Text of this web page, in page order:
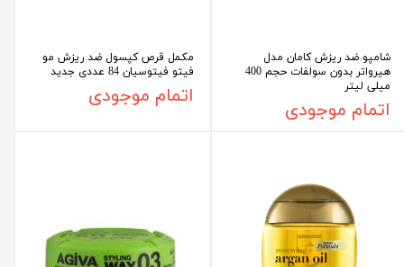
شامپو ضد ریزش کامان مدل
هیرواتر بدون سولفات حجم 400
میلی لیتر
اتمام موجودی
مکمل قرص کپسول ضد ریزش مو
فیتو فیتوسیان 84 عددی جدید
اتمام موجودی